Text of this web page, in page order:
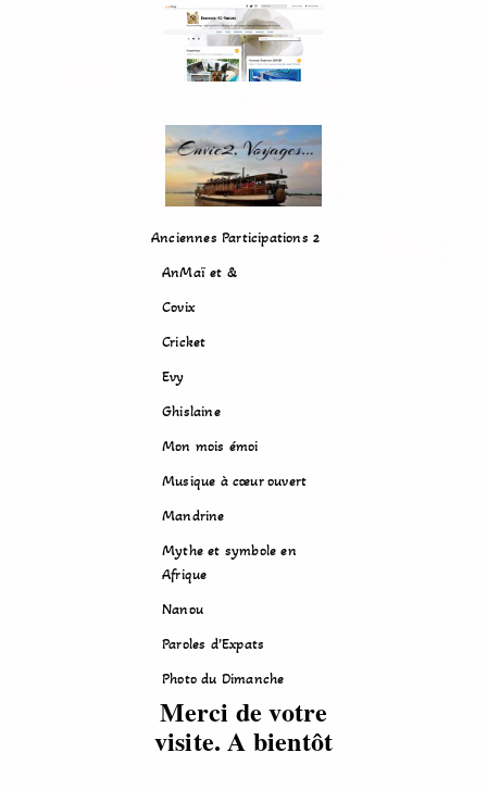
Anciennes Participations 2
AnMaï et &
Covix
Cricket
Evy
Ghislaine
Mon mois émoi
Musique à cœur ouvert
Mandrine
Mythe et symbole en
Afrique
Nanou
Paroles d’Expats
Photo du Dimanche
Merci de votre
visite. A bientôt